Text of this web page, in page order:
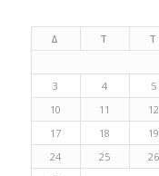
Δ Τ Τ
3
4 5
10
11 12
17
18 19
24
25 26